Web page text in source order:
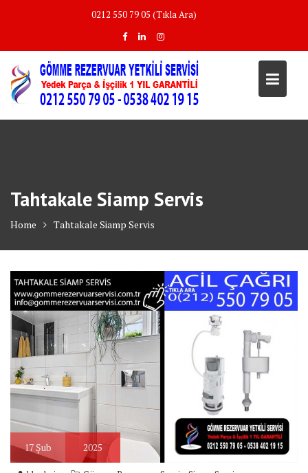
0212 550 79 05 (Tıkla Ara)
Tahtakale Siamp Servis
Home Tahtakale Siamp Servis
17 Şub 2025